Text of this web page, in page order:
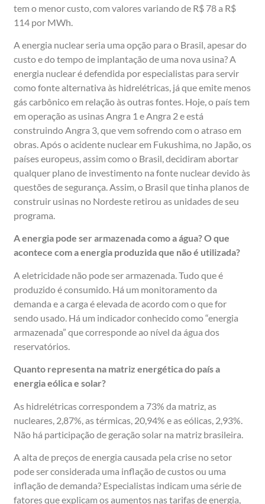
tem o menor custo, com valores variando de R$ 78 a R$
114 por MWh.
A energia nuclear seria uma opção para o Brasil, apesar do
custo e do tempo de implantação de uma nova usina? A
energia nuclear é defendida por especialistas para servir
como fonte alternativa às hidrelétricas, já que emite menos
gás carbônico em relação às outras fontes. Hoje, o país tem
em operação as usinas Angra 1 e Angra 2 e está
construindo Angra 3, que vem sofrendo com o atraso em
obras. Após o acidente nuclear em Fukushima, no Japão, os
países europeus, assim como o Brasil, decidiram abortar
qualquer plano de investimento na fonte nuclear devido às
questões de segurança. Assim, o Brasil que tinha planos de
construir usinas no Nordeste retirou as unidades de seu
programa.
A energia pode ser armazenada como a água? O que
acontece com a energia produzida que não é utilizada?
A eletricidade não pode ser armazenada. Tudo que é
produzido é consumido. Há um monitoramento da
demanda e a carga é elevada de acordo com o que for
sendo usado. Há um indicador conhecido como “energia
armazenada” que corresponde ao nível da água dos
reservatórios.
Quanto representa na matriz energética do país a
energia eólica e solar?
As hidrelétricas correspondem a 73% da matriz, as
nucleares, 2,87%, as térmicas, 20,94% e as eólicas, 2,93%.
Não há participação de geração solar na matriz brasileira.
A alta de preços de energia causada pela crise no setor
pode ser considerada uma inflação de custos ou uma
inflação de demanda? Especialistas indicam uma série de
fatores que explicam os aumentos nas tarifas de energia,